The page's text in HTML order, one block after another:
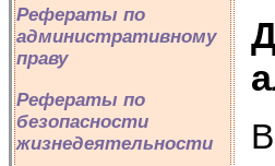
Рефераты по
административному
праву
Рефераты по
безопасности
жизнедеятельности